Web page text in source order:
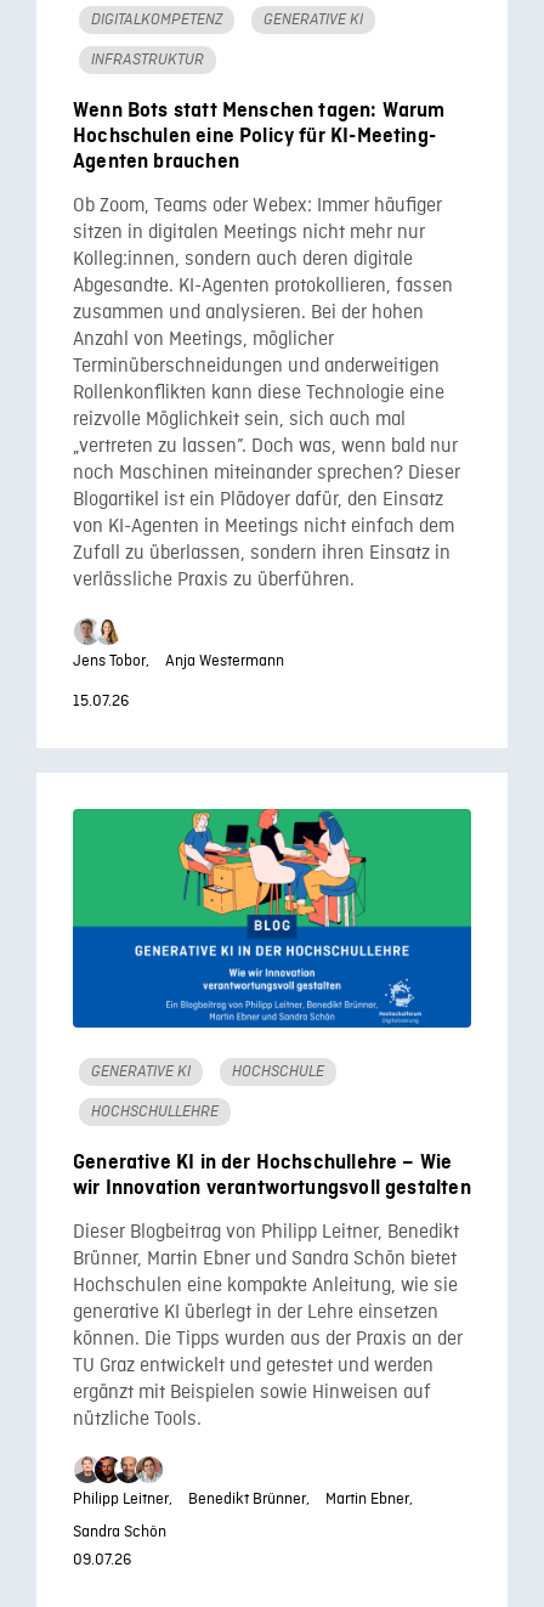
DIGITALKOMPETENZ GENERATIVE KI
INFRASTRUKTUR
Wenn Bots statt Menschen tagen: Warum
Hochschulen eine Policy für KI-Meeting-
Agenten brauchen
Ob Zoom, Teams oder Webex: Immer häufiger
sitzen in digitalen Meetings nicht mehr nur
Kolleg:innen, sondern auch deren digitale
Abgesandte. KI-Agenten protokollieren, fassen
zusammen und analysieren. Bei der hohen
Anzahl von Meetings, möglicher
Terminüberschneidungen und anderweitigen
Rollenkonflikten kann diese Technologie eine
reizvolle Möglichkeit sein, sich auch mal
„vertreten zu lassen”. Doch was, wenn bald nur
noch Maschinen miteinander sprechen? Dieser
Blogartikel ist ein Plädoyer dafür, den Einsatz
von KI-Agenten in Meetings nicht einfach dem
Zufall zu überlassen, sondern ihren Einsatz in
verlässliche Praxis zu überführen.
Jens Tobor,
Anja Westermann
15.07.26
GENERATIVE KI HOCHSCHULE
HOCHSCHULLEHRE
Generative KI in der Hochschullehre – Wie
wir Innovation verantwortungsvoll gestalten
Dieser Blogbeitrag von Philipp Leitner, Benedikt
Brünner, Martin Ebner und Sandra Schön bietet
Hochschulen eine kompakte Anleitung, wie sie
generative KI überlegt in der Lehre einsetzen
können. Die Tipps wurden aus der Praxis an der
TU Graz entwickelt und getestet und werden
ergänzt mit Beispielen sowie Hinweisen auf
nützliche Tools.
Philipp Leitner, Benedikt Brünner,
Martin Ebner,
Sandra Schön
09.07.26